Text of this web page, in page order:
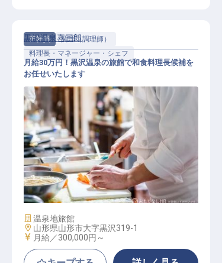
正社員
調理（調理師）
料理長・マネージャー・シェフ
料理長・マネージャー・シェフ / 正
社員
黒沢温泉喜三郎
月給30万円！黒沢温泉の旅館で和食料理長候補を
お任せいたします
施設業態
温泉地旅館
勤務地
山形県山形市大字黒沢319-1
給与
月給／300,000円～